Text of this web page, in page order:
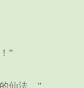
”
仙法…”